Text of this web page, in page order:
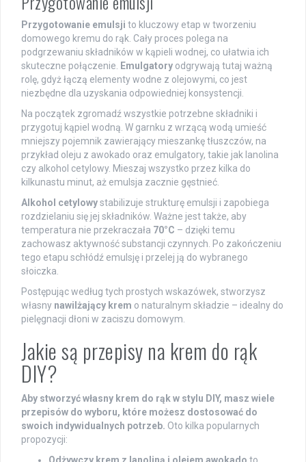
Przygotowanie emulsji to kluczowy etap w tworzeniu
domowego kremu do rąk. Cały proces polega na
podgrzewaniu składników w kąpieli wodnej, co ułatwia ich
skuteczne połączenie.
Emulgatory odgrywają tutaj ważną
rolę, gdyż łączą elementy wodne z olejowymi, co jest
niezbędne dla uzyskania odpowiedniej konsystencji.
Na początek zgromadź wszystkie potrzebne składniki i
przygotuj kąpiel wodną. W garnku z wrzącą wodą umieść
mniejszy pojemnik zawierający mieszankę tłuszczów, na
przykład oleju z awokado oraz emulgatory, takie jak lanolina
czy alkohol cetylowy. Mieszaj wszystko przez kilka do
kilkunastu minut, aż emulsja zacznie gęstnieć.
Alkohol cetylowystabilizuje strukturę emulsji i zapobiega
rozdzielaniu się jej składników. Ważne jest także, aby
temperatura nie przekraczała 70°C – dzięki temu
zachowasz aktywność substancji czynnych. Po zakończeniu
tego etapu schłódź emulsję i przelej ją do wybranego
słoiczka.
Postępując według tych prostych wskazówek, stworzysz
własny nawilżający krem o naturalnym składzie – idealny do
pielęgnacji dłoni w zaciszu domowym.
Jakie są przepisy na krem do rąk
DIY?
Aby stworzyć własny krem do rąk w stylu DIY, masz wiele
przepisów do wyboru, które możesz dostosować do
swoich indywidualnych potrzeb. Oto kilka popularnych
propozycji: